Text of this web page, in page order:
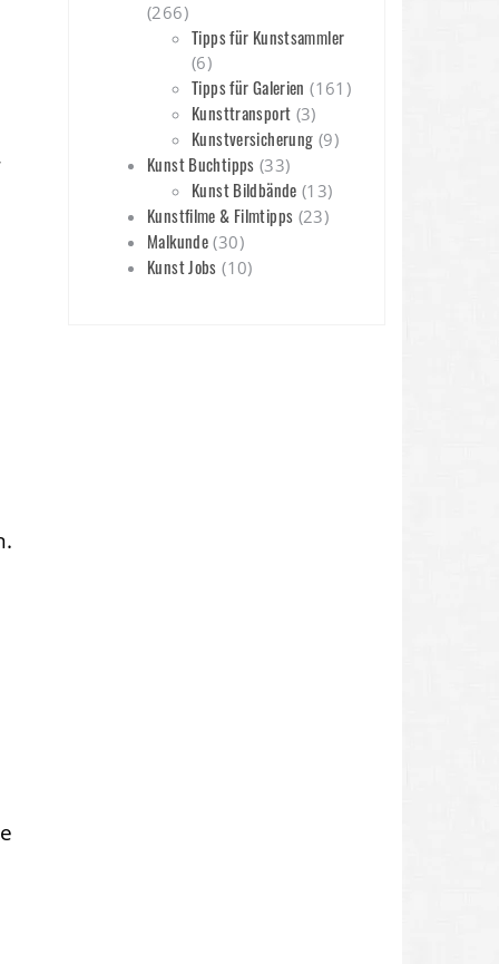
(266)
Tipps für Kunstsammler
(6)
Tipps für Galerien (161)
Kunsttransport (3)
Kunstversicherung (9)
Kunst Buchtipps (33)
Kunst Bildbände (13)
Kunstfilme & Filmtipps (23)
Malkunde (30)
Kunst Jobs (10)